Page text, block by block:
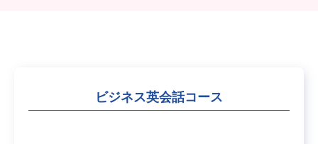
ビジネス英会話コース